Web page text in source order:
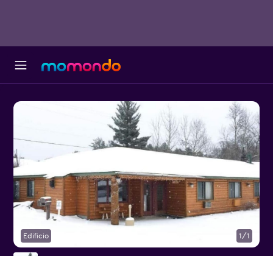
Edificio 1/1